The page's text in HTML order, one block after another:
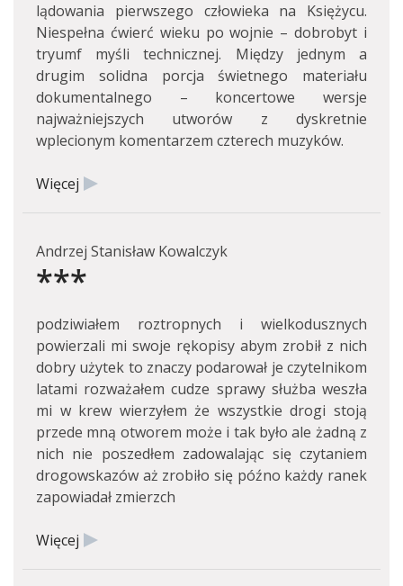
lądowania pierwszego człowieka na Księżycu.
Niespełna ćwierć wieku po wojnie – dobrobyt i
tryumf myśli technicznej. Między jednym a
drugim solidna porcja świetnego materiału
dokumentalnego – koncertowe wersje
najważniejszych utworów z dyskretnie
wplecionym komentarzem czterech muzyków.
Więcej
Andrzej Stanisław Kowalczyk
***
podziwiałem roztropnych i wielkodusznych
powierzali mi swoje rękopisy abym zrobił z nich
dobry użytek to znaczy podarował je czytelnikom
latami rozważałem cudze sprawy służba weszła
mi w krew wierzyłem że wszystkie drogi stoją
przede mną otworem może i tak było ale żadną z
nich nie poszedłem zadowalając się czytaniem
drogowskazów aż zrobiło się późno każdy ranek
zapowiadał zmierzch
Więcej